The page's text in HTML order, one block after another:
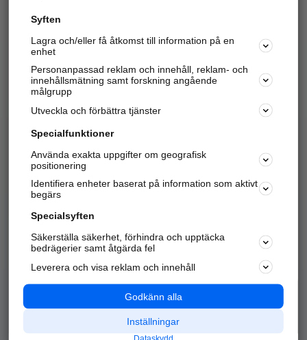
Hitta.se - Gratis nummerupplysning.
Sök företag, personer och platser.
Hitta telefonnummer, adresser, företagsinfo mm.
Marknadsför företaget
Kom igång och annonsera mot
samarbetspartners nära dig.
Alla kategorier
Populära sökningar
API & Kartor
Annonsera
Integritet
Nödnummer
Syften
Lagra och/eller få åtkomst till information på en
enhet
Personanpassad reklam och innehåll, reklam- och
innehållsmätning samt forskning angående
målgrupp
Utveckla och förbättra tjänster
Specialfunktioner
Använda exakta uppgifter om geografisk
positionering
Identifiera enheter baserat på information som aktivt
begärs
Specialsyften
Säkerställa säkerhet, förhindra och upptäcka
bedrägerier samt åtgärda fel
Leverera och visa reklam och innehåll
Godkänn alla
Inställningar
Dataskydd